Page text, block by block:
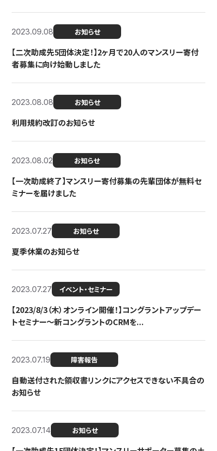
2023.09.08 お知らせ
【二次助成先5団体決定！】2ヶ月で20人のマンスリー寄付
者募集に向け始動しました
2023.08.08 お知らせ
利用規約改訂のお知らせ
2023.08.02 お知らせ
【一次助成終了】マンスリー寄付募集の先輩団体が無料セ
ミナーを届けました
2023.07.27 お知らせ
夏季休業のお知らせ
2023.07.27 イベント・セミナー
【2023/8/3（木）オンライン開催！】コングラントアップデー
トセミナー〜新コングラントのCRMを...
2023.07.19 障害報告
自動送付された領収書リンクにアクセスできない不具合の
お知らせ
2023.07.14 お知らせ